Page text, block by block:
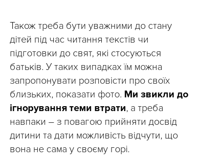
Також треба бути уважними до стану
дітей під час читання текстів чи
підготовки до свят, які стосуються
батьків. У таких випадках їм можна
запропонувати розповісти про своїх
близьких, показати фото. Ми звикли до
ігнорування теми втрати, а треба
навпаки – з повагою прийняти досвід
дитини та дати можливість відчути, що
вона не сама у своєму горі.